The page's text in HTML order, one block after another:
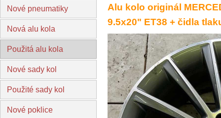
Nové pneumatiky
Nová alu kola
Použitá alu kola
Nové sady kol
Použité sady kol
Nové poklice
Alu kolo originál
9.5x20" ET38 + čidla